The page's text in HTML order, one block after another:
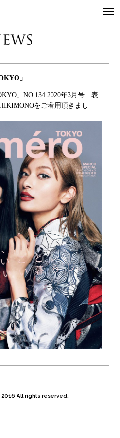
」
」NO.134 2020年3月号 表
をご着用頂きまし
2016 All rights reserved.